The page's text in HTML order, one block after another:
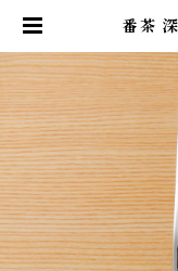
番茶